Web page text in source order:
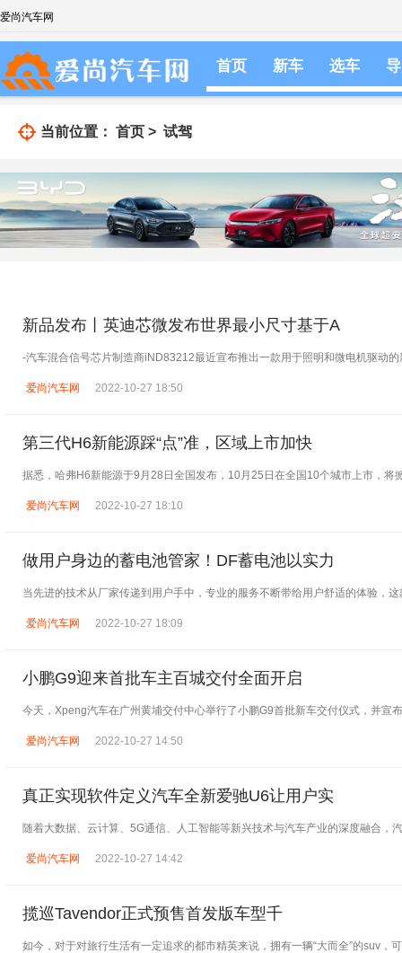
爱尚汽车网
首页 新车 选车
当前位置： 首页 > 试驾
新品发布丨英迪芯微发布世界最小尺寸基于A
-汽车混合信号芯片制造商iND83212最近宣布推出一款用于照明和微电机驱动
爱尚汽车网 2022-10-27 18:50
第三代H6新能源踩“点”准，区域上市加快
据悉，哈弗H6新能源于9月28日全国发布，10月25日在全国10个城市上市，将
爱尚汽车网 2022-10-27 18:10
做用户身边的蓄电池管家！DF蓄电池以实力
当先进的技术从厂家传递到用户手中，专业的服务不断带给用户舒适的体验，
爱尚汽车网 2022-10-27 18:09
小鹏G9迎来首批车主百城交付全面开启
今天，Xpeng汽车在广州黄埔交付中心举行了小鹏G9首批新车交付仪式，并宣
爱尚汽车网 2022-10-27 14:50
真正实现软件定义汽车全新爱驰U6让用户实
随着大数据、云计算、5G通信、人工智能等新兴技术与汽车产业的深度融合，
爱尚汽车网 2022-10-27 14:42
揽巡Tavendor正式预售首发版车型千
如今，对于对旅行生活有一定追求的都市精英来说，拥有一辆“大而全”的suv，